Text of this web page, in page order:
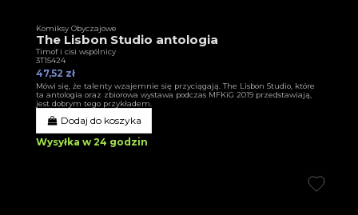
Komiksy Obyczajowe
The Lisbon Studio antologia
Timof i cisi wspólnicy
3T15424
47,52 zł
Mówi się, że talenty wzajemnie się przyciągają. The Lisbon Studio, które
ta antologia oraz zbiorowa wystawa podczas MFKiG 2019 przedstawiają,
jest dobrym tego przykładem.
Dodaj do koszyka
Wysyłka w 24 godzin